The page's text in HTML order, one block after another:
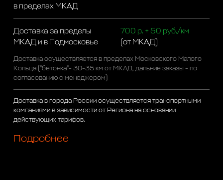
в пределах МКАД
Доставка за пределы
МКАД и в Подмосковье
700 р. + 50 руб./км
(от МКАД)
Доставка осуществляется в пределах Московского Малого
Кольца ("бетонка"- 30-35 км от МКАД, дальние заказы - по
согласованию с менеджером)
Доставка в города России осуществляется транспортными
компаниями в зависимости от Региона на основании
действующих тарифов.
Подробнее